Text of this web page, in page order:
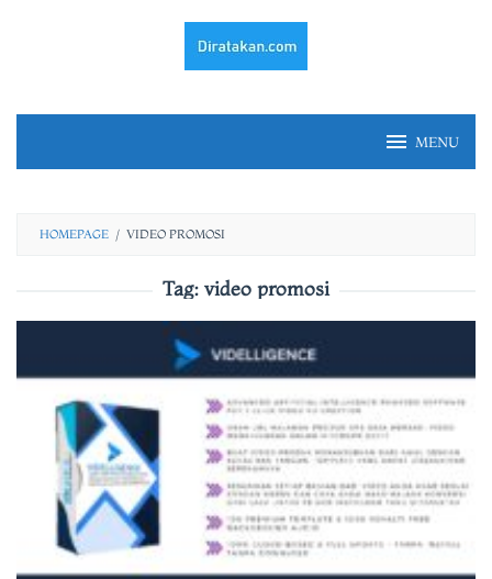
MENU
HOMEPAGE / VIDEO PROMOSI
Tag: video promosi